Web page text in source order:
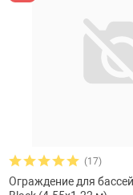
(17)
Ограждение для